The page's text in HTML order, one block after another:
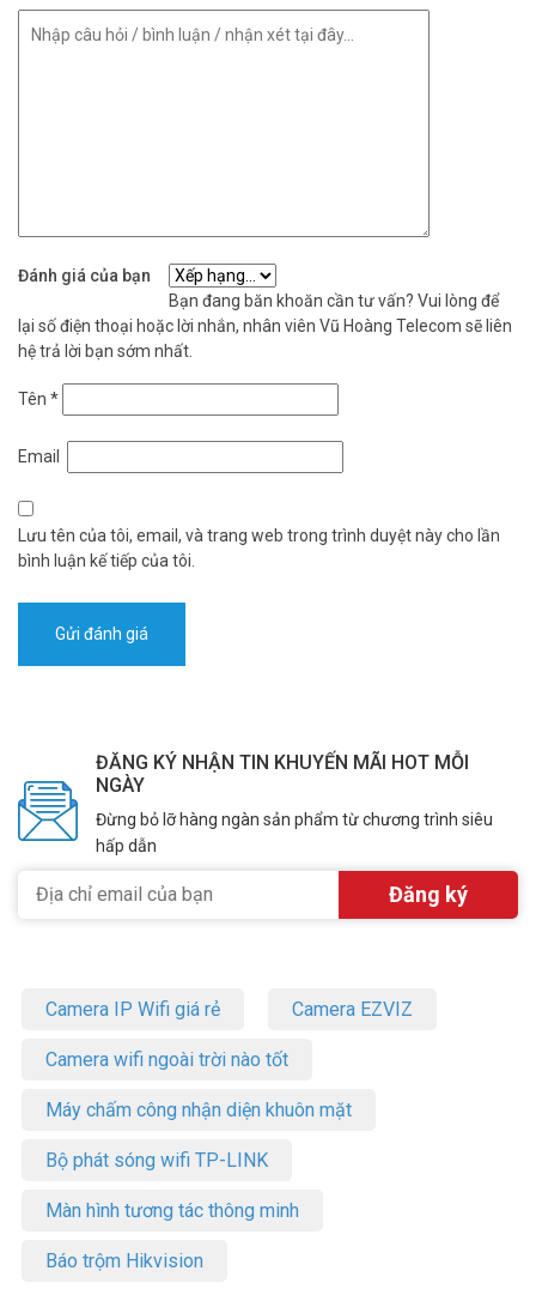
Đánh giá của bạn
Bạn đang băn khoăn cần tư vấn? Vui lòng để
lại số điện thoại hoặc lời nhắn, nhân viên Vũ Hoàng Telecom sẽ liên
hệ trả lời bạn sớm nhất.
Tên *
Email
Lưu tên của tôi, email, và trang web trong trình duyệt này cho lần
bình luận kế tiếp của tôi.
ĐĂNG KÝ NHẬN TIN KHUYẾN MÃI HOT MỖI
NGÀY
Đừng bỏ lỡ hàng ngàn sản phẩm từ chương trình siêu
hấp dẫn
Camera IP Wifi giá rẻ Camera EZVIZ
Camera wifi ngoài trời nào tốt
Máy chấm công nhận diện khuôn mặt
Bộ phát sóng wifi TP-LINK
Màn hình tương tác thông minh
Báo trộm Hikvision